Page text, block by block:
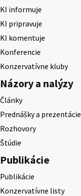
KI informuje
KI pripravuje
KI komentuje
Konferencie
Konzervatívne kluby
Názory a nalýzy
Články
Prednášky a prezentácie
Rozhovory
Štúdie
Publikácie
Publikácie
Konzervatívne listy